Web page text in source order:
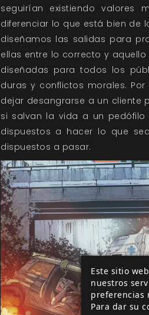
seguirían existiendo valores
diferenciar lo que está bien de
diseñamos las salidas para
ellas entre lo correcto y
diseñadas para todos los
duras y conflictos morales.
dejar desangrarse a un cliente
si salvan la vida a un
dispuestos a hacer lo que
dispuestos a pasar.
Este sitio
nuestros
preferencias
Para dar su